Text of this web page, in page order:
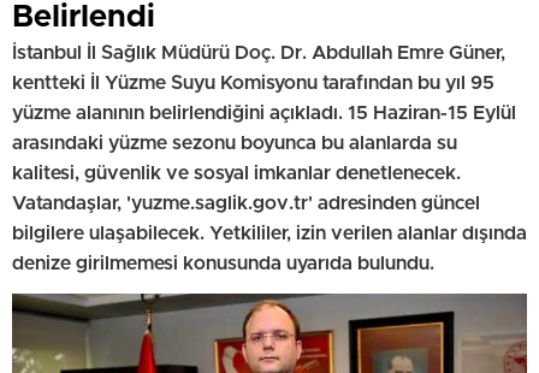
Belirlendi
İstanbul İl Sağlık Müdürü Doç. Dr. Abdullah Emre Güner,
kentteki İl Yüzme Suyu Komisyonu tarafından bu yıl 95
yüzme alanının belirlendiğini açıkladı. 15 Haziran-15 Eylül
arasındaki yüzme sezonu boyunca bu alanlarda su
kalitesi, güvenlik ve sosyal imkanlar denetlenecek.
Vatandaşlar, 'yuzme.saglik.gov.tr' adresinden güncel
bilgilere ulaşabilecek. Yetkililer, izin verilen alanlar dışında
denize girilmemesi konusunda uyarıda bulundu.